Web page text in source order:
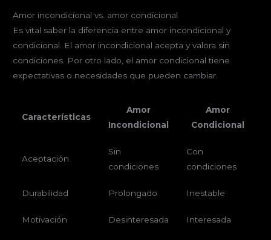
Amor incondicional vs. amor condicional
Es vital saber la diferencia entre amor incondicional y
condicional. El amor incondicional acepta y valora sin
condiciones. Por otro lado, el amor condicional tiene
expectativas o necesidades que pueden cambiar.
Características
Amor
Incondicional
Amor
Condicional
Aceptación
Sin
condiciones
Con
condiciones
Durabilidad Prolongado Inestable
Motivación Desinteresada Interesada